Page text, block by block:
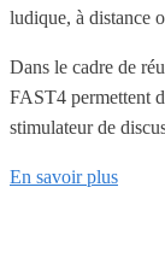
ludique, à distance
Dans le cadre de
FAST4 permettent
stimulateur de
En savoir plus